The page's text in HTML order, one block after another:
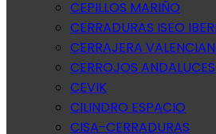
CEPILLOS MARIÑO
CERRADURAS ISEO
CERRAJERA
CERROJOS
CEVIK
CILINDRO ESPACIO
CISA-CERRADURAS